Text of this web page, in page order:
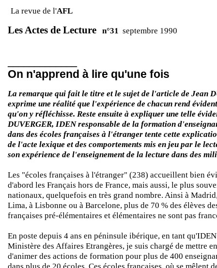
La revue de l'AFL
Les Actes de Lecture n°31 septembre 1990
On n'apprend à lire qu'une fois
La remarque qui fait le titre et le sujet de l'article de Jean
exprime une réalité que l'expérience de chacun rend
qu'on y réfléchisse. Reste ensuite à expliquer une telle
DUVERGER, IDEN responsable de la formation
dans des écoles françaises à l'étranger tente cette
de l'acte lexique et des comportements mis en jeu par le
son expérience de l'enseignement de la lecture dans des
Les "écoles françaises à l'étranger" (238) accueillent bien
d'abord les Français hors de France, mais aussi, le plus
nationaux, quelquefois en très grand nombre. Ainsi à
Lima, à Lisbonne ou à Barcelone, plus de 70 % des élèves
françaises pré-élémentaires et élémentaires ne sont pas
En poste depuis 4 ans en péninsule ibérique, en tant
Ministère des Affaires Etrangères, je suis chargé de mettre
d'animer des actions de formation pour plus de 400
dans plus de 20 écoles. Ces écoles françaises, où se mêlent